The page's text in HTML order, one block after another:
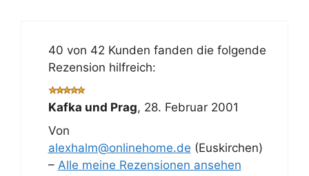
40 von 42 Kunden fanden die folgende
Rezension hilfreich:
Kafka und Prag, 28. Februar 2001
Von
alexhalm@onlinehome.de (Euskirchen)
– Alle meine Rezensionen ansehen